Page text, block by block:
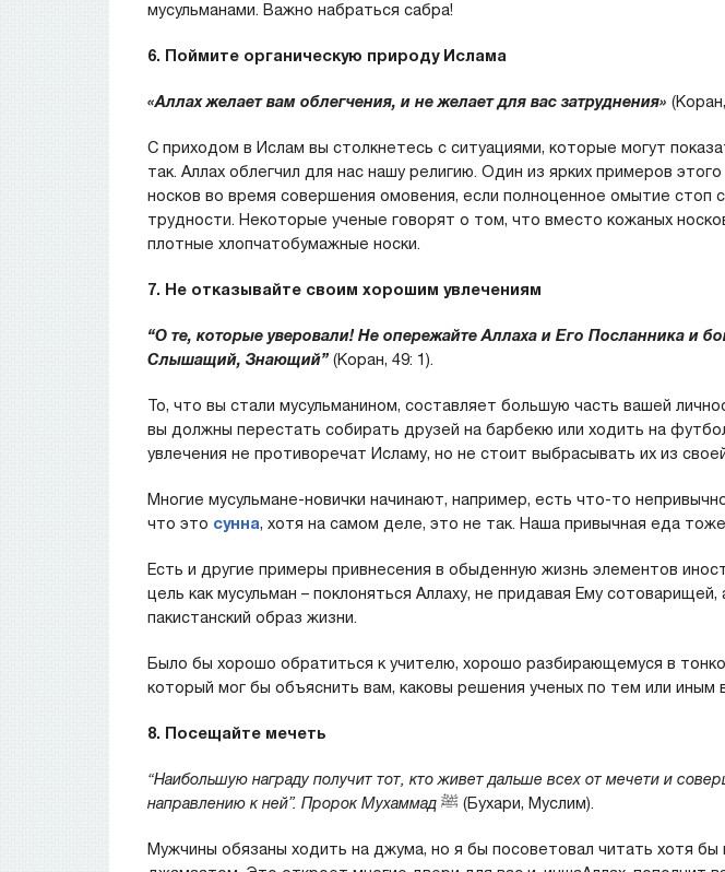
мусульманами. Важно набраться сабра!
6. Поймите органическую природу Ислама
«Аллах желает вам облегчения, и не желает для вас затруднения»
С приходом в Ислам вы столкнетесь с ситуациями, которые могут
так. Аллах облегчил для нас нашу религию. Один из ярких примеров
носков во время совершения омовения, если полноценное омытие стоп
трудности. Некоторые ученые говорят о том, что вместо кожаных
плотные хлопчатобумажные носки.
7. Не отказывайте своим хорошим увлечениям
“О те, которые уверовали! Не опережайте Аллаха и Его Посланника и
Слышащий, Знающий” (Коран, 49: 1).
То, что вы стали мусульманином, составляет большую часть вашей
вы должны перестать собирать друзей на барбекю или ходить на
увлечения не противоречат Исламу, но не стоит выбрасывать их из
Многие мусульмане-новички начинают, например, есть что-то
что это сунна, хотя на самом деле, это не так. Наша привычная еда
Есть и другие примеры привнесения в обыденную жизнь элементов
цель как мусульман – поклоняться Аллаху, не придавая Ему сотоварищей,
пакистанский образ жизни.
Было бы хорошо обратиться к учителю, хорошо разбирающемуся в
который мог бы объяснить вам, каковы решения ученых по тем или иным
8. Посещайте мечеть
“Наибольшую награду получит тот, кто живет дальше всех от мечети и
направлению к ней”. Пророк Мухаммад
ﷺ (Бухари, Муслим).
Мужчины обязаны ходить на джума, но я бы посоветовал читать хотя бы